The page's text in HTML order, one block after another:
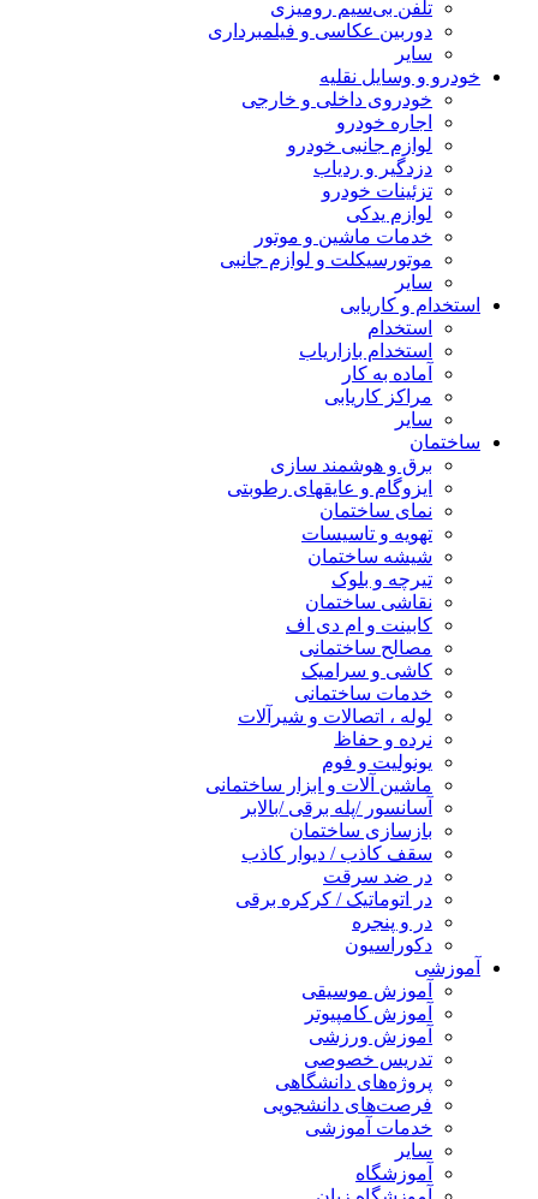
تلفن بی‌سیم رومیزی
دوربین عکاسی و فیلمبرداری
سایر
خودرو و وسایل نقلیه
خودروی داخلی و خارجی
اجاره خودرو
لوازم جانبی خودرو
دزدگیر و ردیاب
تزئینات خودرو
لوازم یدکی
خدمات ماشین و موتور
موتورسیکلت و لوازم جانبی
سایر
استخدام و کاریابی
استخدام
استخدام بازاریاب
آماده به کار
مراکز کاریابی
سایر
ساختمان
برق و هوشمند سازی
ایزوگام و عایقهای رطوبتی
نمای ساختمان
تهویه و تاسیسات
شیشه ساختمان
تیرچه و بلوک
نقاشی ساختمان
کابینت و ام دی اف
مصالح ساختمانی
کاشی و سرامیک
خدمات ساختمانی
لوله ، اتصالات و شیرآلات
نرده و حفاظ
یونولیت و فوم
ماشین آلات و ابزار ساختمانی
آسانسور /پله برقی /بالابر
بازسازی ساختمان
سقف کاذب / دیوار کاذب
در ضد سرقت
در اتوماتیک / کرکره برقی
در و پنجره
دکوراسیون
آموزشی
آموزش موسیقی
آموزش کامپیوتر
آموزش ورزشی
تدریس خصوصی
پروژه‌های دانشگاهی
فرصت‌های دانشجویی
خدمات آموزشی
سایر
آموزشگاه